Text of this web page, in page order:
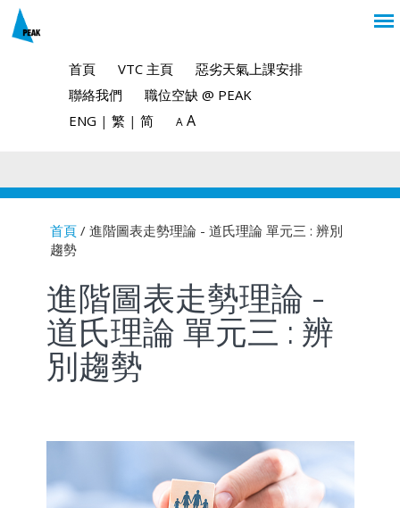
首頁 VTC 主頁
惡劣天氣上課安排
聯絡我們
職位空缺 @ PEAK
ENG | 繁 | 简 A A
You are here
首頁/ 進階圖表走勢理論 - 道氏理論 單元三 : 辨別
趨勢
進階圖表走勢理論 -
道氏理論 單元三 : 辨
別趨勢